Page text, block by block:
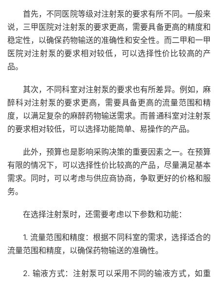
首先，不同医院等级对注射泵的要求有所不同。一般来
说，三甲医院对注射泵的要求更高，需要具备更高的精度和
稳定性，以确保药物输送的准确性和安全性。而二甲和一甲
医院对注射泵的要求相对较低，可以选择性价比较高的产
品。
其次，不同科室对注射泵的要求也有所差异。例如，麻
醉科对注射泵的要求更高，需要具备更高的流量范围和精
度，以满足复杂的麻醉药物输送需求。而普通科室对注射泵
的要求相对较低，可以选择功能简单、易操作的产品。
此外，预算也是影响采购决策的重要因素之一。在预算
有限的情况下，可以选择性价比较高的产品，尽量满足基本
需求。同时，可以考虑与供应商协商，争取更好的价格和服
务。
在选择注射泵时，还需要考虑以下参数和功能：
1. 流量范围和精度：根据不同科室的需求，选择适合的
流量范围和精度，以确保药物输送的准确性。
2. 输液方式：注射泵可以采用不同的输液方式，如重